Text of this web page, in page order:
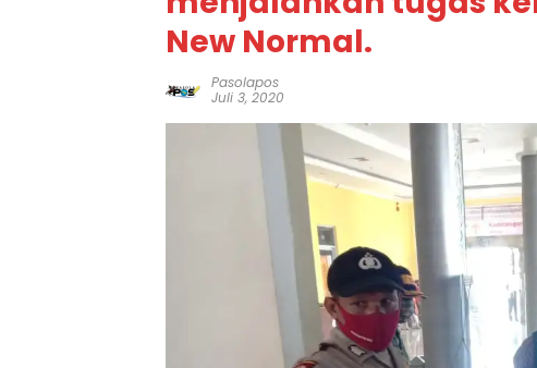
New Normal.
Pasolapos
Juli 3, 2020